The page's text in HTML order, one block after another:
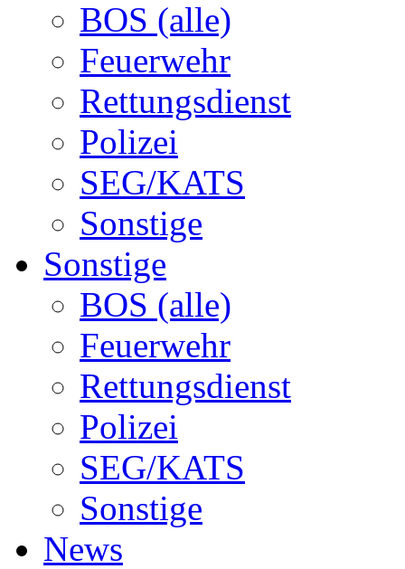
BOS (alle)
Feuerwehr
Rettungsdienst
Polizei
SEG/KATS
Sonstige
Sonstige
BOS (alle)
Feuerwehr
Rettungsdienst
Polizei
SEG/KATS
Sonstige
News